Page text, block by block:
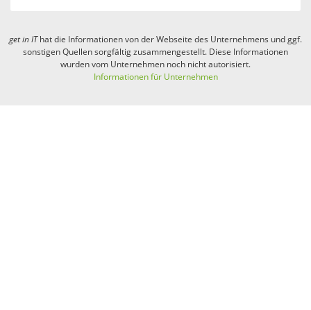
get in IThat die Informationen von der Webseite des Unternehmens und ggf.
sonstigen Quellen sorgfältig zusammengestellt. Diese Informationen
wurden vom Unternehmen noch nicht autorisiert.
Informationen für Unternehmen